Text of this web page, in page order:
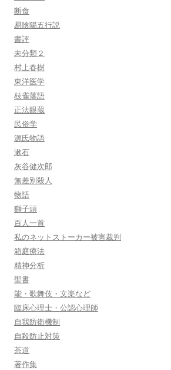
断食
易陰陽五行説
書評
未分類２
村上春樹
東洋医学
枝雀落語
正法眼蔵
民俗学
源氏物語
漱石
灰谷健次郎
無差別殺人
物語
獅子頭
百人一首
私のネットストーカー被害裁判
箱庭療法
精神分析
聖書
能・歌舞伎・文楽など
臨床心理士・公認心理師
自我防衛機制
自殺防止対策
茶道
著作集